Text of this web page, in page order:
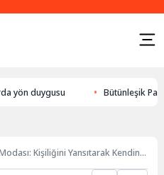
duygusu Bütünleşik
Kişiliğini Yansıtarak Kendini